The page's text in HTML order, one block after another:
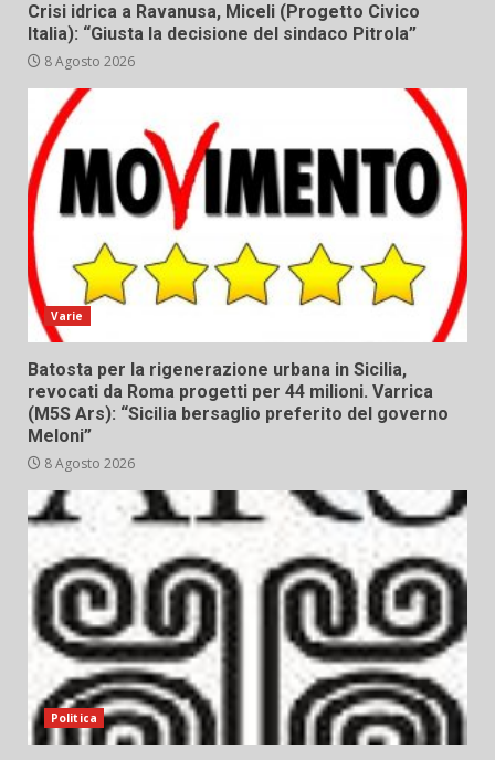
Crisi idrica a Ravanusa, Miceli (Progetto Civico
Italia): “Giusta la decisione del sindaco Pitrola”
8 Agosto 2026
Varie
Batosta per la rigenerazione urbana in Sicilia,
revocati da Roma progetti per 44 milioni. Varrica
(M5S Ars): “Sicilia bersaglio preferito del governo
Meloni”
8 Agosto 2026
Politica